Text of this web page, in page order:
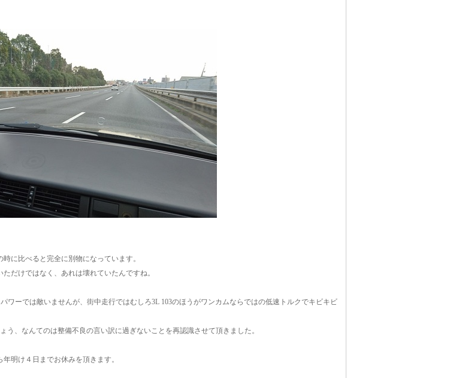
に比べると完全に別物になっています。
だけではなく、あれは壊れていたんですね。
ワーでは敵いませんが、街中走行ではむしろ3L 103のほうがワンカムならではの低速トルクでキビキビ
う、なんてのは整備不良の言い訳に過ぎないことを再認識させて頂きました。
明け４日までお休みを頂きます。